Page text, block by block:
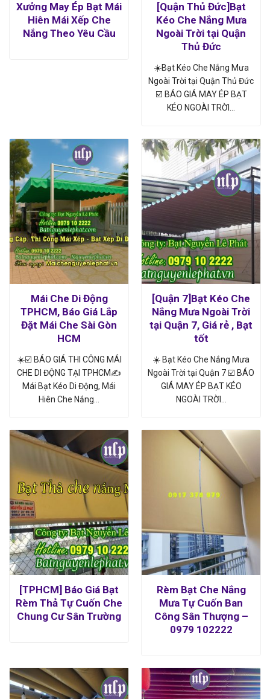
Xưởng May Ép Bạt Mái
Hiên Mái Xếp Che
Nắng Theo Yêu Cầu
[Quận Thủ Đức]Bạt
Kéo Che Nắng Mưa
Ngoài Trời tại Quận
Thủ Đức
☀️Bạt Kéo Che Nắng Mưa
Ngoài Trời tại Quận Thủ Đức
☑️ BÁO GIÁ MAY ÉP BẠT
KÉO NGOÀI TRỜI…
Mái Che Di Động
TPHCM, Báo Giá Lắp
Đặt Mái Che Sài Gòn
HCM
☀️☑️ BÁO GIÁ THI CÔNG MÁI
CHE DI ĐỘNG TẠI TPHCM✍
Mái Bạt Kéo Di Động, Mái
Hiên Che Nắng…
[Quận 7]Bạt Kéo Che
Nắng Mưa Ngoài Trời
tại Quận 7, Giá rẻ , Bạt
tốt
☀️ Bạt Kéo Che Nắng Mưa
Ngoài Trời tại Quận 7 ☑️ BÁO
GIÁ MAY ÉP BẠT KÉO
NGOÀI TRỜI…
[TPHCM] Báo Giá Bạt
Rèm Thả Tự Cuốn Che
Chung Cư Sân Trường
Rèm Bạt Che Nắng
Mưa Tự Cuốn Ban
Công Sân Thượng –
0979 102222